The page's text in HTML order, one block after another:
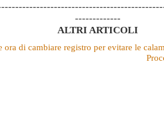
-------------
ALTRI ARTICOLI
ora di cambiare registro per evitare le